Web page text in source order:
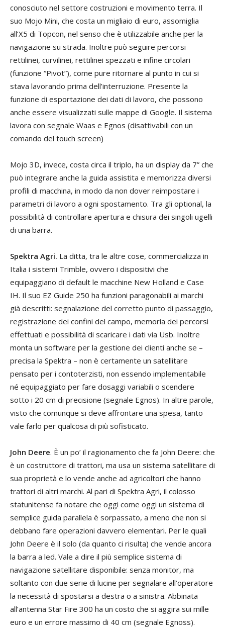
conosciuto nel settore costruzioni e movimento terra. Il
suo Mojo Mini, che costa un migliaio di euro, assomiglia
all’X5 di Topcon, nel senso che è utilizzabile anche per la
navigazione su strada. Inoltre può seguire percorsi
rettilinei, curvilinei, rettilinei spezzati e infine circolari
(funzione “Pivot”), come pure ritornare al punto in cui si
stava lavorando prima dell’interruzione. Presente la
funzione di esportazione dei dati di lavoro, che possono
anche essere visualizzati sulle mappe di Google. Il sistema
lavora con segnale Waas e Egnos (disattivabili con un
comando del touch screen)
Mojo 3D, invece, costa circa il triplo, ha un display da 7” che
può integrare anche la guida assistita e memorizza diversi
profili di macchina, in modo da non dover reimpostare i
parametri di lavoro a ogni spostamento. Tra gli optional, la
possibilità di controllare apertura e chisura dei singoli ugelli
di una barra.
Spektra Agri. La ditta, tra le altre cose, commercializza in
Italia i sistemi Trimble, ovvero i dispositivi che
equipaggiano di default le macchine New Holland e Case
IH. Il suo EZ Guide 250 ha funzioni paragonabili ai marchi
già descritti: segnalazione del corretto punto di passaggio,
registrazione dei confini del campo, memoria dei percorsi
effettuati e possibilità di scaricare i dati via Usb. Inoltre
monta un software per la gestione dei clienti anche se –
precisa la Spektra – non è certamente un satellitare
pensato per i contoterzisti, non essendo implementabile
né equipaggiato per fare dosaggi variabili o scendere
sotto i 20 cm di precisione (segnale Egnos). In altre parole,
visto che comunque si deve affrontare una spesa, tanto
vale farlo per qualcosa di più sofisticato.
John Deere. È un po’ il ragionamento che fa John Deere: che
è un costruttore di trattori, ma usa un sistema satellitare di
sua proprietà e lo vende anche ad agricoltori che hanno
trattori di altri marchi. Al pari di Spektra Agri, il colosso
statunitense fa notare che oggi come oggi un sistema di
semplice guida parallela è sorpassato, a meno che non si
debbano fare operazioni davvero elementari. Per le quali
John Deere è il solo (da quanto ci risulta) che vende ancora
la barra a led. Vale a dire il più semplice sistema di
navigazione satellitare disponibile: senza monitor, ma
soltanto con due serie di lucine per segnalare all’operatore
la necessità di spostarsi a destra o a sinistra. Abbinata
all’antenna Star Fire 300 ha un costo che si aggira sui mille
euro e un errore massimo di 40 cm (segnale Egnoss).